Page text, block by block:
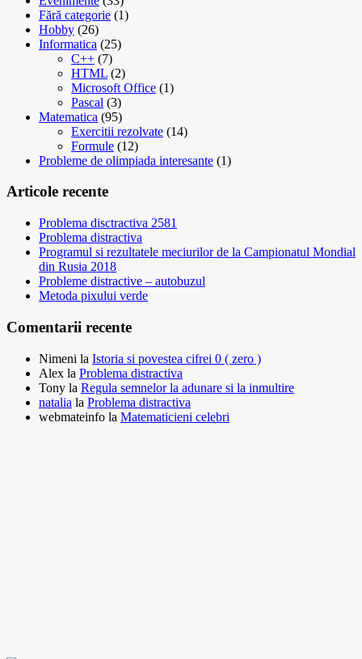
Fără categorie (1)
Hobby (26)
Informatica (25)
C++ (7)
HTML (2)
Microsoft Office (1)
Pascal (3)
Matematica (95)
Exercitii rezolvate (14)
Formule (12)
Probleme de olimpiada interesante (1)
Articole recente
Problema disctractiva 2581
Problema distractiva
Programul si rezultatele meciurilor de la Campionatul Mondial
din Rusia 2018
Probleme distractive – autobuzul
Metoda pixului verde
Comentarii recente
Nimeni la Istoria si povestea cifrei 0 ( zero )
Alex la Problema distractiva
Tony la Regula semnelor la adunare si la inmultire
natalia la Problema distractiva
webmateinfo la Matematicieni celebri